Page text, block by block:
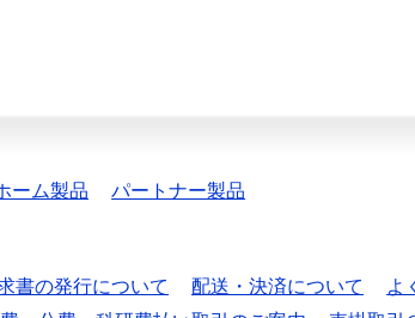
ーム製品 パートナー製品
書の発行について 配送・決済について
よ